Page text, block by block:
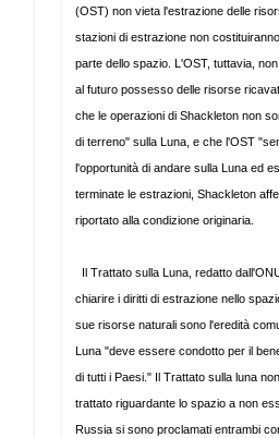
(OST) non vieta l'estrazione delle
stazioni di estrazione non
parte dello spazio. L'OST, tuttavia,
al futuro possesso delle risorse
che le operazioni di Shackleton non
di terreno" sulla Luna, e che l'OST
l'opportunità di andare sulla Luna ed
terminate le estrazioni, Shackleton
riportato alla condizione originaria.
Il Trattato sulla Luna, redatto
chiarire i diritti di estrazione nello
sue risorse naturali sono l'eredità
Luna "deve essere condotto per il
di tutti i Paesi." Il Trattato sulla luna
trattato riguardante lo spazio a non
Russia si sono proclamati entrambi